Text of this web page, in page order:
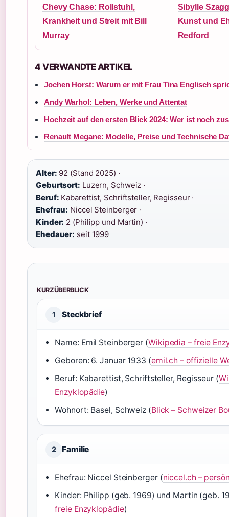
Chevy Chase: Rollstuhl,
Krankheit und Streit mit Bill
Murray
Sibylle
Kunst und
Redford
4 VERWANDTE ARTIKEL
Jochen Horst: Warum er mit Frau Tina Englisch
Andy Warhol: Leben, Werke und Attentat
Hochzeit auf den ersten Blick 2024: Wer ist noch
Renault Megane: Modelle, Preise und Technische
Alter: 92 (Stand 2025) ·
Geburtsort: Luzern, Schweiz ·
Beruf: Kabarettist, Schriftsteller, Regisseur ·
Ehefrau: Niccel Steinberger ·
Kinder: 2 (Philipp und Martin) ·
Ehedauer: seit 1999
KURZÜBERBLICK
1 Steckbrief
Name: Emil Steinberger (Wikipedia – freie
Geboren: 6. Januar 1933 (emil.ch – offizielle
Beruf: Kabarettist, Schriftsteller, Regisseur (
Enzyklopädie)
Wohnort: Basel, Schweiz (Blick – Schweizer
2 Familie
Ehefrau: Niccel Steinberger (niccel.ch –
Kinder: Philipp (geb. 1969) und Martin (geb.
freie Enzyklopädie)